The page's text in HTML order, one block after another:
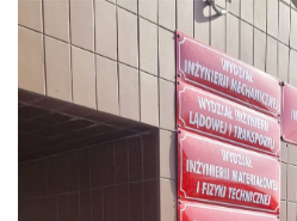
Rekrutacja SP
O nas
Regulamin rekrutacji do SP
Potrzebne dokumenty
Informacja o teście z języka angielskiego
Plan nauczania klasa 7. i 8.